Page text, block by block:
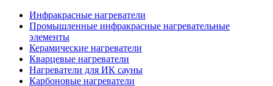
Инфракрасные нагреватели
Промышленные инфракрасные нагревательные
элементы
Керамические нагреватели
Кварцевые нагреватели
Нагреватели для ИК сауны
Карбоновые нагреватели